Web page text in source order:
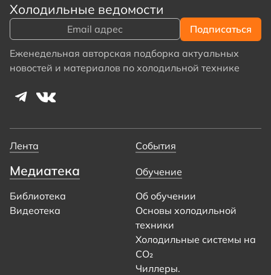
Холодильные ведомости
Еженедельная авторская подборка актуальных
новостей и материалов по холодильной технике
Лента События
Медиатека
Библиотека
Видеотека
Обучение
Об обучении
Основы холодильной
техники
Холодильные системы на
CO₂
Чиллеры.